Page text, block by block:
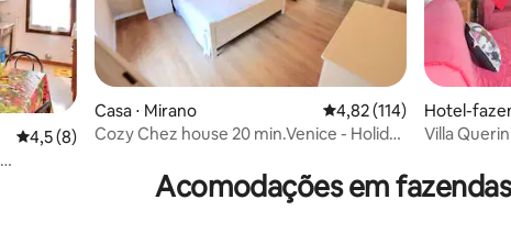
4,5 de uma avaliação média de 5, 8 avaliações
4,5 (8)
Casa ⋅ Mirano 4,82 de uma avaliação
4,82 (114)
Cozy Chez house 20 min.Venice - Holiday
Hotel-
Villa
Acomodações em